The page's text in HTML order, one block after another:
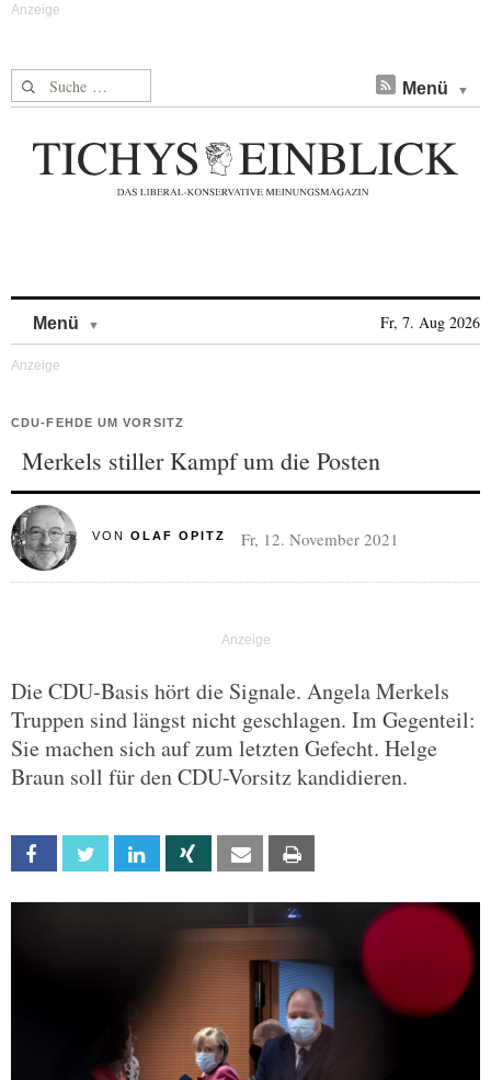
Suche nach: Menü
Menü Fr, 7. Aug 2026
CDU-FEHDE UM VORSITZ
Merkels stiller Kampf um die Posten
VON OLAF OPITZ Fr, 12. November 2021
Die CDU-Basis hört die Signale. Angela Merkels
Truppen sind längst nicht geschlagen. Im Gegenteil:
Sie machen sich auf zum letzten Gefecht. Helge
Braun soll für den CDU-Vorsitz kandidieren.
Facebook Twitter Linkedin Xing Email